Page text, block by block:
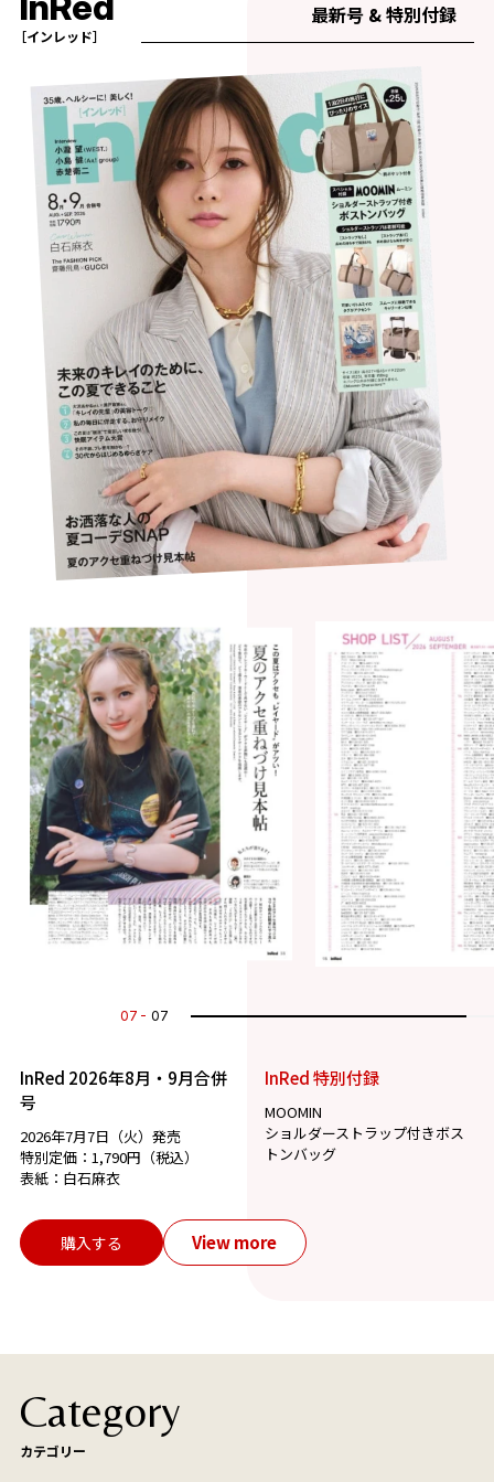
［インレッド］
最新号 & 特別付録
07 07
InRed 2026年8月・9月合併
号
2026年7月7日（火）発売
特別定価：1,790円（税込）
表紙：白石麻衣
InRed 特別付録
MOOMIN
ショルダーストラップ付きボス
トンバッグ
購入する View more
Category
カテゴリー